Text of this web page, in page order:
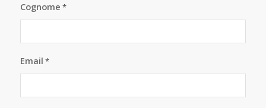
Cognome *
Email *